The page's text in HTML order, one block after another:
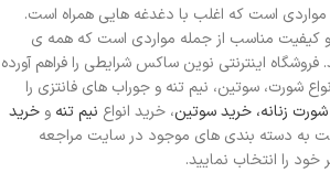
مواردی است که اغلب با دغدغه هایی همراه است.
و کیفیت مناسب از جمله مواردی است که همه ی
فروشگاه اینترنتی نوین ساکس شرایطی را فراهم آورده
شورت، سوتین، نیم تنه و جوراب های فانتزی را
زنانه، خرید سوتین، خرید انواع نیم تنه و خرید
به دسته بندی های موجود در سایت مراجعه
را انتخاب نمایید.